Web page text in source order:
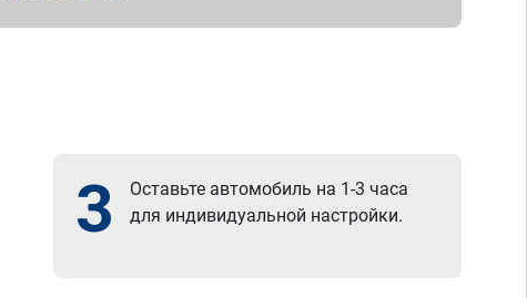
3
Оставьте автомобиль на 1-3 часа
для индивидуальной настройки.